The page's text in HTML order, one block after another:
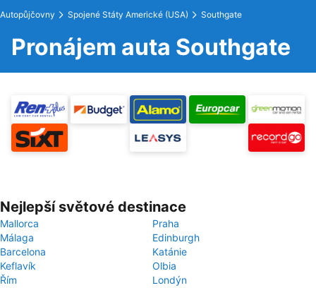
Autopůjčovny Spojené Státy Americké (USA) Southgate
Pronájem auta Southgate
Nejlepší světové destinace
Mallorca
Praha
Málaga
Edinburgh
Barcelona
Katánie
Keflavík
Olbia
Řím
Londýn